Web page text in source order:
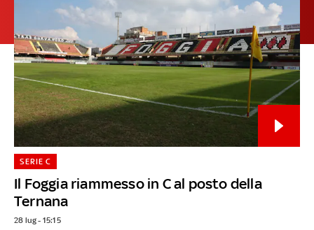
Il Foggia riammesso in C al posto della
Ternana
SERIE C
28 lug - 15:15